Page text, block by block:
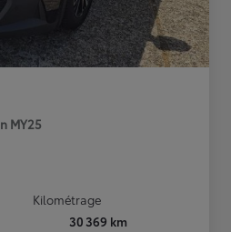
MY25
Kilométrage
30 369 km